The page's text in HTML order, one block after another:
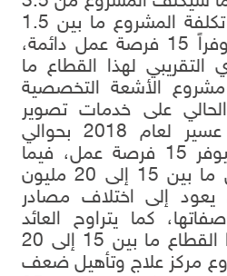
إلى 4 ملايين. وتقدر تكلفة المشروع ما بين 1.5
إلى 2 مليون ريال، موفراً 15 فرصة عمل دائمة،
التقريبي لهذا القطاع ما
إلى 20.أما مشروع الأشعة التخصصية
على خدمات تصوير
الأشعة في منطقة عسير لعام 2018 بحوالي
49.9 مليون ريال، فيوفر 15 فرصة عمل، فيما
تتراوح كلفة التأسيس ما بين 15 إلى 20 مليون
يعود إلى اختلاف مصادر
كما يتراوح العائد
السنوي التقريبي لهذا القطاع ما بين 15 إلى 20
مركز علاج وتأهيل ضعف